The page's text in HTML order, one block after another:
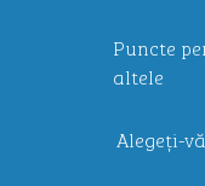
Puncte
altele
Alegeți-